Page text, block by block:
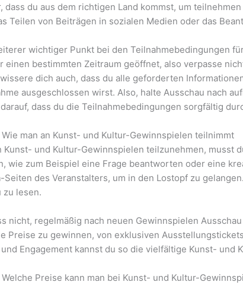
dass du aus dem richtigen Land kommst, um
Teilen von Beiträgen in sozialen Medien oder das
wichtiger Punkt bei den Teilnahmebedingungen
einen bestimmten Zeitraum geöffnet, also verpasse
dich auch, dass du alle geforderten
ausgeschlossen wirst. Also, halte Ausschau nach
dass du die Teilnahmebedingungen sorgfältig
Wie man an Kunst- und Kultur-Gewinnspielen teilnimmt
Kunst- und Kultur-Gewinnspielen teilzunehmen, musst
wie zum Beispiel eine Frage beantworten oder eine
Seiten des Veranstalters, um in den Lostopf zu
zu lesen.
nicht, regelmäßig nach neuen Gewinnspielen
Preise zu gewinnen, von exklusiven
und Engagement kannst du so die vielfältige Kunst- und
Welche Preise kann man bei Kunst- und Kultur-